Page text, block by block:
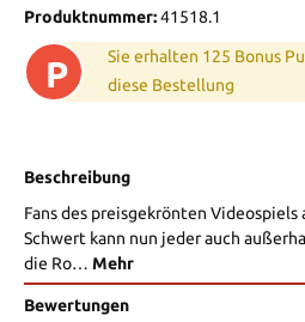
Produktnummer:41518.1
P
Sie erhalten 125 Bonus
diese Bestellung
Beschreibung
Fans des preisgekrönten
Schwert kann nun jeder auch
die Ro… Mehr
Bewertungen